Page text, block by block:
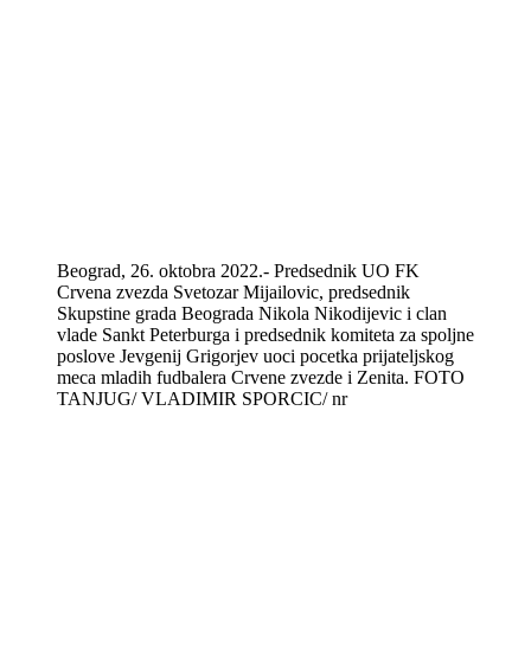
Beograd, 26. oktobra 2022.- Predsednik UO FK
Crvena zvezda Svetozar Mijailovic, predsednik
Skupstine grada Beograda Nikola Nikodijevic i clan
vlade Sankt Peterburga i predsednik komiteta za spoljne
poslove Jevgenij Grigorjev uoci pocetka prijateljskog
meca mladih fudbalera Crvene zvezde i Zenita. FOTO
TANJUG/ VLADIMIR SPORCIC/ nr